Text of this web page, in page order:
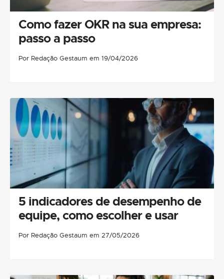
Como fazer OKR na sua empresa:
passo a passo
Por Redação Gestaum em 19/04/2026
5 indicadores de desempenho de
equipe, como escolher e usar
Por Redação Gestaum em 27/05/2026